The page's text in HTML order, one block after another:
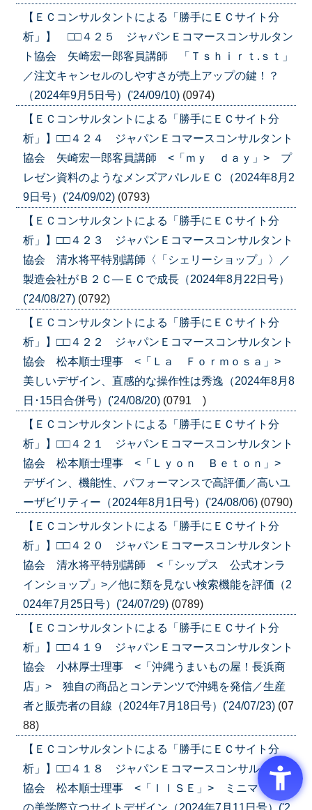
【ＥＣコンサルタントによる「勝手にＥＣサイト分
析」】 □□４２５ ジャパンＥコマースコンサルタン
ト協会 矢崎宏一郎客員講師 「Ｔｓｈｉｒｔ.ｓｔ」
／注文キャンセルのしやすさが売上アップの鍵！？
（2024年9月5日号）('24/09/10) (0974)
【ＥＣコンサルタントによる「勝手にＥＣサイト分
析」】□□４２４ ジャパンＥコマースコンサルタント
協会 矢崎宏一郎客員講師 <「ｍｙ ｄａｙ」> プ
レゼン資料のようなメンズアパレルＥＣ（2024年8月2
9日号）('24/09/02) (0793)
【ＥＣコンサルタントによる「勝手にＥＣサイト分
析」】□□４２３ ジャパンＥコマースコンサルタント
協会 清水将平特別講師〈「シェリーショップ」〉／
製造会社がＢ２Ｃ―ＥＣで成長（2024年8月22日号）
('24/08/27) (0792)
【ＥＣコンサルタントによる「勝手にＥＣサイト分
析」】□□４２２ ジャパンＥコマースコンサルタント
協会 松本順士理事 <「Ｌａ Ｆｏｒｍｏｓａ」>
美しいデザイン、直感的な操作性は秀逸（2024年8月8
日･15日合併号）('24/08/20) (0791 )
【ＥＣコンサルタントによる「勝手にＥＣサイト分
析」】□□４２１ ジャパンＥコマースコンサルタント
協会 松本順士理事 <「Ｌｙｏｎ Ｂｅｔｏｎ」>
デザイン、機能性、パフォーマンスで高評価／高いユ
ーザビリティー（2024年8月1日号）('24/08/06) (0790)
【ＥＣコンサルタントによる「勝手にＥＣサイト分
析」】□□４２０ ジャパンＥコマースコンサルタント
協会 清水将平特別講師 <「シップス 公式オンラ
インショップ」>／他に類を見ない検索機能を評価（2
024年7月25日号）('24/07/29) (0789)
【ＥＣコンサルタントによる「勝手にＥＣサイト分
析」】□□４１９ ジャパンＥコマースコンサルタント
協会 小林厚士理事 <「沖縄うまいもの屋！長浜商
店」> 独自の商品とコンテンツで沖縄を発信／生産
者と販売者の目線（2024年7月18日号）('24/07/23) (07
88)
【ＥＣコンサルタントによる「勝手にＥＣサイト分
析」】□□４１８ ジャパンＥコマースコンサルタント
協会 松本順士理事 <「ＩＩＳＥ」> ミニマリスト
の美学際立つサイトデザイン（2024年7月11日号）('2